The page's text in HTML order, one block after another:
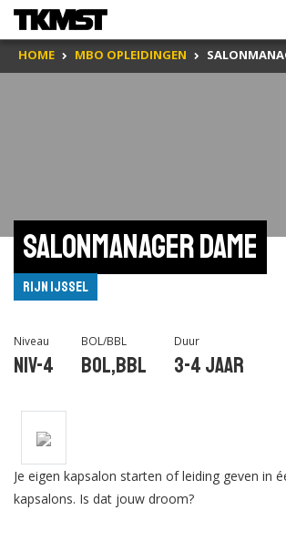
HOME MBO OPLEIDINGEN
Salonmanager dame
Rijn IJssel
Niveau
Niv-4
BOL/BBL
BOL,BBL
Duur
3-4 jaar
Je eigen kapsalon starten of leiding geven in
kapsalons. Is dat jouw droom?